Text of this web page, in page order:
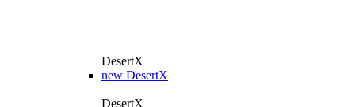
DesertX
new DesertX
DesertX